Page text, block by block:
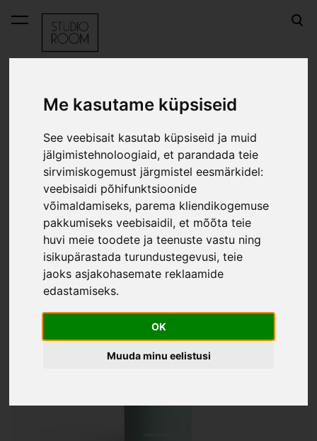
Me kasutame küpsiseid
See veebisait kasutab küpsiseid ja muid
jälgimistehnoloogiaid, et parandada teie
sirvimiskogemust järgmistel eesmärkidel:
veebisaidi põhifunktsioonide
võimaldamiseks, parema kliendikogemuse
pakkumiseks veebisaidil,et mõõta teie
huvi meie toodete ja teenuste vastu ning
isikupärastada turundustegevusi,teie
jaoks asjakohasemate reklaamide
edastamiseks.
OK
Muuda minu eelistusi
lisati ostukorvi.
OUTLET Joogipudel Tékapo - mint
Joogipudel Tékapo - mint